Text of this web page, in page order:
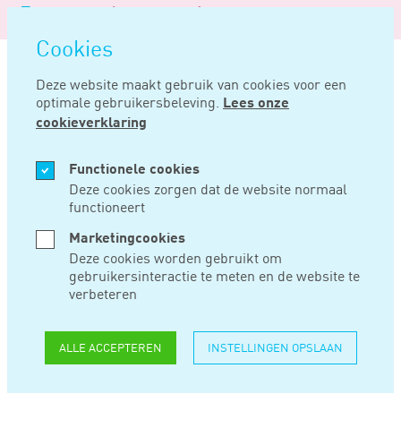
overslaan
Cookies
Deze website maakt gebruik van cookies voor een
optimale gebruikersbeleving. Lees onze
cookieverklaring
Functionele cookies
Deze cookies zorgen dat de website normaal
functioneert
Marketingcookies
Deze cookies worden gebruikt om
gebruikersinteractie te meten en de website te
verbeteren
ALLE ACCEPTEREN INSTELLINGEN OPSLAAN
Logo
Noord
Negentig
Home Nieuws
DEC 11, 2019
AFTREK VAN
ZORGKOSTEN:
MOMENT VAN
BETALING IS
RELEVANT